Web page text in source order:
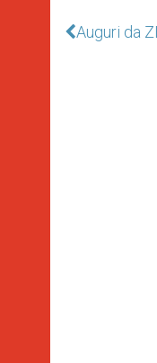
Auguri da